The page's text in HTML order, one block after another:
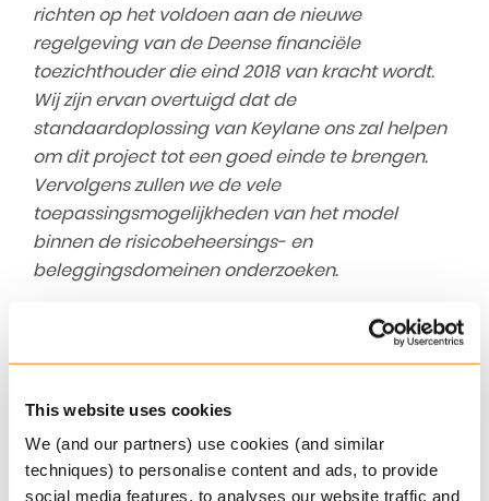
This website uses cookies
We (and our partners) use cookies (and similar
techniques) to personalise content and ads, to provide
social media features, to analyses our website traffic and
richten op het voldoen aan de nieuwe
regelgeving van de Deense financiële
toezichthouder die eind 2018 van kracht wordt.
Wij zijn ervan overtuigd dat de
standaardoplossing van Keylane ons zal helpen
om dit project tot een goed einde te brengen.
Vervolgens zullen we de vele
toepassingsmogelijkheden van het model
binnen de risicobeheersings- en
beleggingsdomeinen onderzoeken.
De perfecte match op het perfecte
met de volgende drie hoofdelementen:
Kasstromen voor het modelleren van